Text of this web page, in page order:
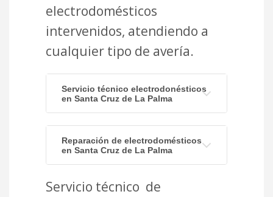
electrodomésticos
intervenidos, atendiendo a
cualquier tipo de avería.
Servicio técnico electrodonésticos
en Santa Cruz de La Palma
Reparación de electrodomésticos
en Santa Cruz de La Palma
Servicio técnico de